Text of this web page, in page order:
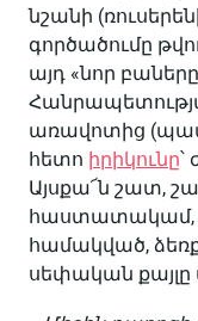
նշանի
գործածումը
այդ «նոր
առավոտից
հետո իրիկունը՝
Այսքա՜ն շատ,
հաստատակամ,
համակված,
սեփական